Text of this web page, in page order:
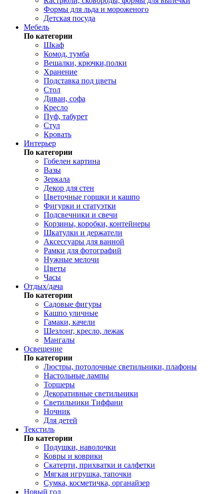
Формы для льда и мороженого
Детская посуда
Мебель
По категории
Шкаф
Комод, тумба
Вешалки, крючки,полки
Хранение
Подставка под цветы
Стол
Диван, софа
Кресло
Пуф, табурет
Стул
Кровать
Интерьер
По категории
Гобелен картина
Вазы
Зеркала
Декор для стен
Цветочные горшки и кашпо
Фигурки и статуэтки
Подсвечники и свечи
Корзины, коробки, контейнеры
Шкатулки и держатели
Аксессуары для ванной
Рамки для фотографий
Нужные мелочи
Цветы
Часы
Отдых/дача
По категории
Садовые фигуры
Кашпо уличные
Гамаки, качели
Шезлонг, кресло, лежак
Мангалы
Освещение
По категории
Люстры, потолочные светильники, плафоны
Настольные лампы
Торшеры
Декоративные светильники
Светильники Тиффани
Ночник
Для детей
Текстиль
По категории
Подушки, наволочки
Ковры и коврики
Скатерти, прихватки и салфетки
Мягкая игрушка, тапочки
Сумка, косметичка, органайзер
Новый год